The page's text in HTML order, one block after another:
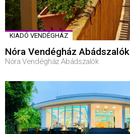
KIADÓ VENDÉGHÁZ
Nóra Vendégház Abádszalók
Nóra Vendégház Abádszalók